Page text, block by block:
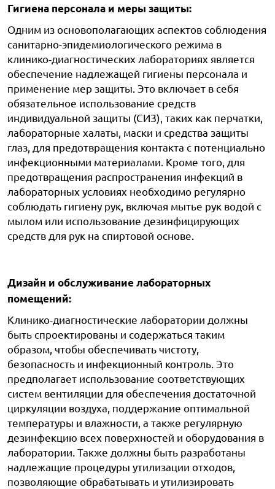
Гигиена персонала и меры защиты:
Одним из основополагающих аспектов соблюдения
санитарно-эпидемиологического режима в
клинико-диагностических лабораториях является
обеспечение надлежащей гигиены персонала и
применение мер защиты. Это включает в себя
обязательное использование средств
индивидуальной защиты (СИЗ), таких как перчатки,
лабораторные халаты, маски и средства защиты
глаз, для предотвращения контакта с потенциально
инфекционными материалами. Кроме того, для
предотвращения распространения инфекций в
лабораторных условиях необходимо регулярно
соблюдать гигиену рук, включая мытье рук водой с
мылом или использование дезинфицирующих
средств для рук на спиртовой основе.
Дизайн и обслуживание лабораторных
помещений:
Клинико-диагностические лаборатории должны
быть спроектированы и содержаться таким
образом, чтобы обеспечивать чистоту,
безопасность и инфекционный контроль. Это
предполагает использование соответствующих
систем вентиляции для обеспечения достаточной
циркуляции воздуха, поддержание оптимальной
температуры и влажности, а также регулярную
дезинфекцию всех поверхностей и оборудования в
лаборатории. Также должны быть разработаны
надлежащие процедуры утилизации отходов,
позволяющие обрабатывать и утилизировать